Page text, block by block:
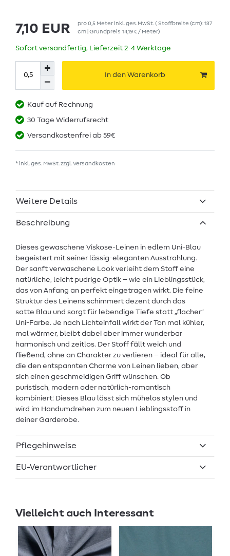
7,10 EUR pro0,5 Meterinkl. ges. MwSt. ( Stoffbreite (cm): 137
cm | Grundpreis 14,19 € / Meter)
Sofort versandfertig, Lieferzeit 2-4 Werktage
In den Warenkorb
Kauf auf Rechnung
30 Tage Widerrufsrecht
Versandkostenfrei ab 59€
* inkl. ges. MwSt. zzgl. Versandkosten
Weitere Details
Beschreibung
Dieses gewaschene Viskose-Leinen in edlem Uni-Blau
begeistert mit seiner lässig-eleganten Ausstrahlung.
Der sanft verwaschene Look verleiht dem Stoff eine
natürliche, leicht pudrige Optik – wie ein Lieblingsstück,
das von Anfang an perfekt eingetragen wirkt. Die feine
Struktur des Leinens schimmert dezent durch das
satte Blau und sorgt für lebendige Tiefe statt „flacher“
Uni-Farbe. Je nach Lichteinfall wirkt der Ton mal kühler,
mal wärmer, bleibt dabei aber immer wunderbar
harmonisch und zeitlos. Der Stoff fällt weich und
fließend, ohne an Charakter zu verlieren – ideal für alle,
die den entspannten Charme von Leinen lieben, aber
sich einen geschmeidigen Griff wünschen. Ob
puristisch, modern oder natürlich-romantisch
kombiniert: Dieses Blau lässt sich mühelos stylen und
wird im Handumdrehen zum neuen Lieblingsstoff in
deiner Garderobe.
Pflegehinweise
EU-Verantwortlicher
Vielleicht auch Interessant